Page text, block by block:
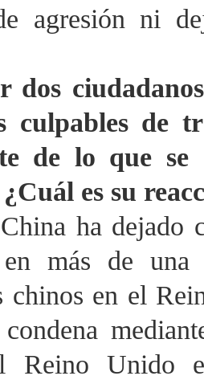
agresión ni
dos
culpables de
de lo que se
es su
China ha dejado
en más de
chinos en el
Unido